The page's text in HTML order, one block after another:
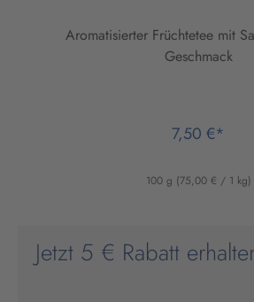
Aromatisierter Früchtetee mit
Geschmack
7,50 €*
100 g (75,00 € / 1 kg)
Jetzt 5 € Rabatt